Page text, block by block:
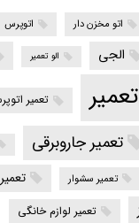
اتو مخزن دار اتوپرس
الجی الو تعمیر
تعمیر تعمیر
تعمیر جاروبرقی
تعمیر سشوار
تعمیر لوازم خانگی